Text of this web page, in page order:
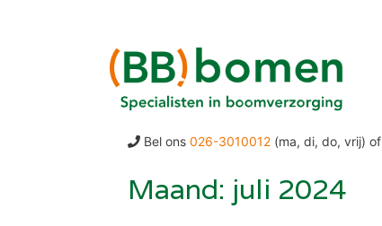
Bel ons 026-3010012 (ma, di, do, vrij) of
Maand: juli 2024